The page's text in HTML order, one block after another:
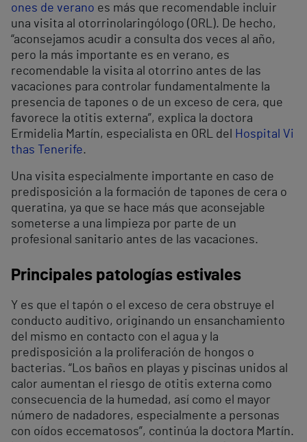
ones de verano es más que recomendable incluir
una visita al otorrinolaringólogo (ORL). De hecho,
“aconsejamos acudir a consulta dos veces al año,
pero la más importante es en verano, es
recomendable la visita al otorrino antes de las
vacaciones para controlar fundamentalmente la
presencia de tapones o de un exceso de cera, que
favorece la otitis externa”, explica la doctora
Ermidelia Martín, especialista en ORL del
Hospital Vi
thas Tenerife.
Una visita especialmente importante en caso de
predisposición a la formación de tapones de cera o
queratina, ya que se hace más que aconsejable
someterse a una limpieza por parte de un
profesional sanitario antes de las vacaciones.
Principales patologías estivales
Y es que el tapón o el exceso de cera obstruye el
conducto auditivo, originando un ensanchamiento
del mismo en contacto con el agua y la
predisposición a la proliferación de hongos o
bacterias. “Los baños en playas y piscinas unidos al
calor aumentan el riesgo de otitis externa como
consecuencia de la humedad, así como el mayor
número de nadadores, especialmente a personas
con oídos eccematosos”, continúa la doctora Martín.